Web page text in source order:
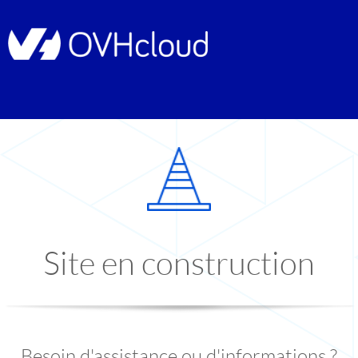
Site en construction